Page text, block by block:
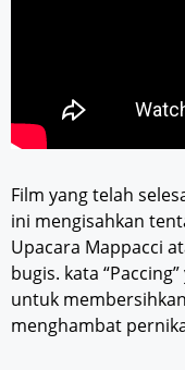
Film yang telah
ini mengisahkan
Upacara Mappacci
bugis. kata
untuk
menghambat